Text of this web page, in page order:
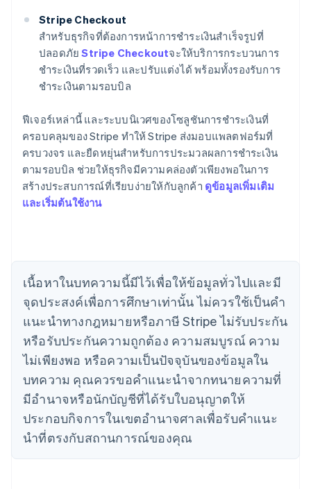
Stripe Checkout
สำหรับธุรกิจที่ต้องการหน้าการชำระเงินสำเร็จรูปที่
ปลอดภัยStripe Checkoutจะให้บริการกระบวนการ
ชำระเงินที่รวดเร็ว และปรับแต่งได้ พร้อมทั้งรองรับการ
ชำระเงินตามรอบบิล
ฟีเจอร์เหล่านี้ และระบบนิเวศของโซลูชันการชำระเงินที่
ครอบคลุมของ Stripe ทำให้ Stripe ส่งมอบแพลตฟอร์มที่
ครบวงจร และยืดหยุ่นสำหรับการประมวลผลการชำระเงิน
ตามรอบบิล ช่วยให้ธุรกิจมีความคล่องตัวเพียงพอในการ
สร้างประสบการณ์ที่เรียบง่ายให้กับลูกค้า ดูข้อมูลเพิ่มเติม
และเริ่มต้นใช้งาน
เนื้อหาในบทความนี้มีไว้เพื่อให้ข้อมูลทั่วไปและมี
จุดประสงค์เพื่อการศึกษาเท่านั้น ไม่ควรใช้เป็นคํา
แนะนําทางกฎหมายหรือภาษี Stripe ไม่รับประกัน
หรือรับประกันความถูกต้อง ความสมบูรณ์ ความ
ไม่เพียงพอ หรือความเป็นปัจจุบันของข้อมูลใน
บทความ คุณควรขอคําแนะนําจากทนายความที่
มีอํานาจหรือนักบัญชีที่ได้รับใบอนุญาตให้
ประกอบกิจการในเขตอํานาจศาลเพื่อรับคําแนะ
นําที่ตรงกับสถานการณ์ของคุณ
กรีซ
English
เขตบริหารพิเศษฮ่องกง ประเทศจีน
โครเอเชีย
จีนแผ่นดินใหญ่
简体中文English
ไซปรัส
English
ญี่ปุ่น
日本語 English
เดนมาร์ก
English
ไทย
นอร์เวย์
English